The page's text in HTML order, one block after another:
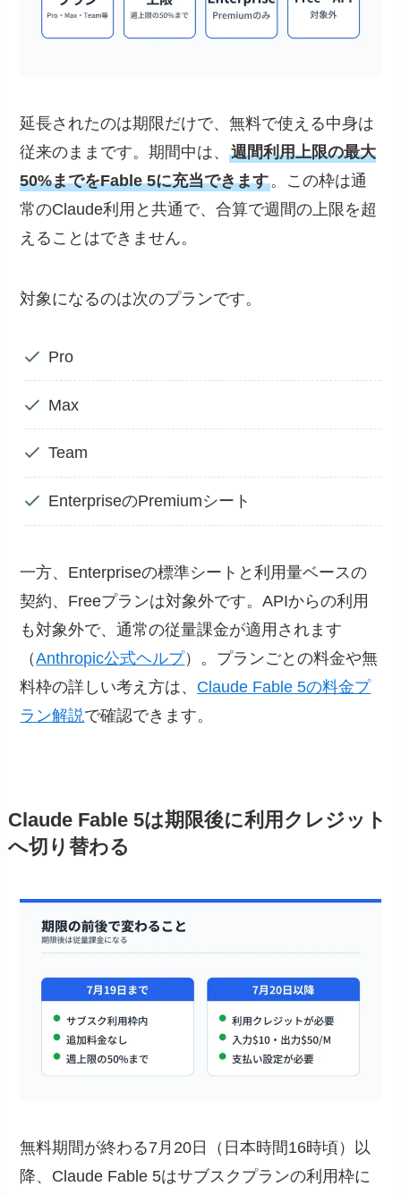
延長されたのは期限だけで、無料で使える中身は
従来のままです。期間中は、週間利用上限の最大
50%までをFable 5に充当できます。この枠は通
常のClaude利用と共通で、合算で週間の上限を超
えることはできません。
対象になるのは次のプランです。
Pro
Max
Team
EnterpriseのPremiumシート
一方、Enterpriseの標準シートと利用量ベースの
契約、Freeプランは対象外です。APIからの利用
も対象外で、通常の従量課金が適用されます
（Anthropic公式ヘルプ）。プランごとの料金や無
料枠の詳しい考え方は、 Claude Fable 5の料金プ
ラン解説で確認できます。
Claude Fable 5は期限後に利用クレジット
へ切り替わる
無料期間が終わる7月20日（日本時間16時頃）以
降、Claude Fable 5はサブスクプランの利用枠に